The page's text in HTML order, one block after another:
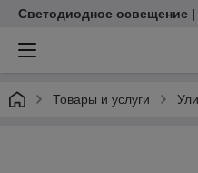
Светодиодное освещение
Товары и услуги